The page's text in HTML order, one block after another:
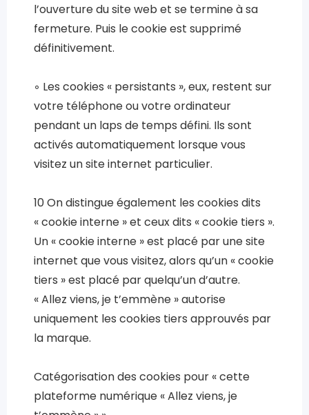
l’ouverture du site web et se termine à sa
fermeture. Puis le cookie est supprimé
définitivement.
◦ Les cookies « persistants », eux, restent sur
votre téléphone ou votre ordinateur
pendant un laps de temps défini. Ils sont
activés automatiquement lorsque vous
visitez un site internet particulier.
10 On distingue également les cookies dits
« cookie interne » et ceux dits « cookie tiers ».
Un « cookie interne » est placé par une site
internet que vous visitez, alors qu’un « cookie
tiers » est placé par quelqu’un d’autre.
« Allez viens, je t’emmène » autorise
uniquement les cookies tiers approuvés par
la marque.
Catégorisation des cookies pour « cette
plateforme numérique « Allez viens, je